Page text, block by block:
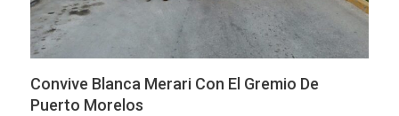
Convive Blanca Merari Con El Gremio De
Puerto Morelos